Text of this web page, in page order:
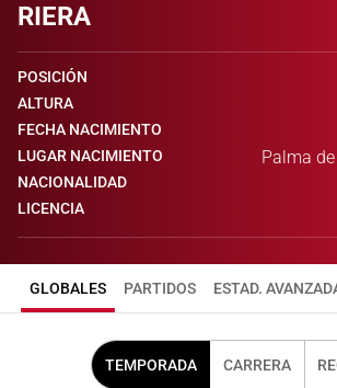
RIERA
POSICIÓN
ALTURA
FECHA NACIMIENTO
LUGAR NACIMIENTO Palma
NACIONALIDAD
LICENCIA
GLOBALES PARTIDOS ESTAD.
TEMPORADA CARRERA